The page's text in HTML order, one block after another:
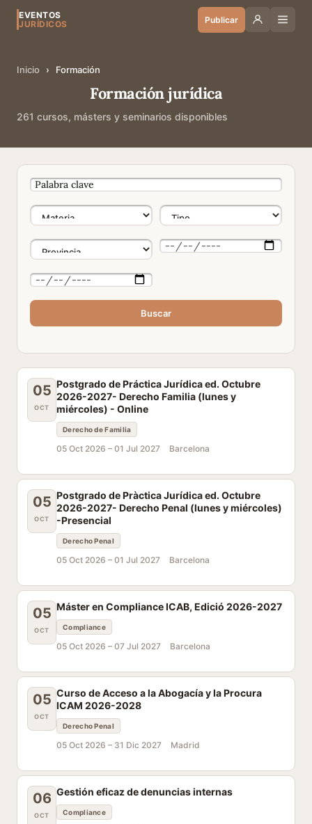
EVENTOS
JURÍDICOS
Publicar
Inicio › Formación
Formación jurídica
261 cursos, másters y seminarios disponibles
Buscar
05
OCT
Postgrado de Práctica Jurídica ed. Octubre
2026-2027- Derecho Familia (lunes y
miércoles) - Online
Derecho de Familia
05 Oct 2026 – 01 Jul 2027 Barcelona
05
OCT
Postgrado de Pràctica Jurídica ed. Octubre
2026-2027- Derecho Penal (lunes y miércoles)
-Presencial
Derecho Penal
05 Oct 2026 – 01 Jul 2027 Barcelona
05
OCT
Máster en Compliance ICAB, Edició 2026-2027
Compliance
05 Oct 2026 – 07 Jul 2027 Barcelona
05
OCT
Curso de Acceso a la Abogacía y la Procura
ICAM 2026-2028
Derecho Penal
05 Oct 2026 – 31 Dic 2027 Madrid
06
OCT
Gestión eficaz de denuncias internas
Compliance